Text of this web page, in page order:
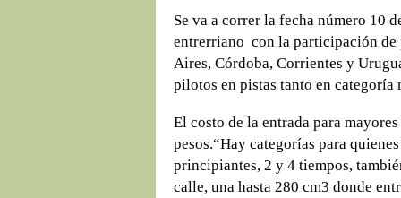
Se va a correr la fecha número 10
entrerriano con la participación de
Aires, Córdoba, Corrientes y
pilotos en pistas tanto en
El costo de la entrada para
pesos.“Hay categorías para
principiantes, 2 y 4 tiempos,
calle, una hasta 280 cm3 donde